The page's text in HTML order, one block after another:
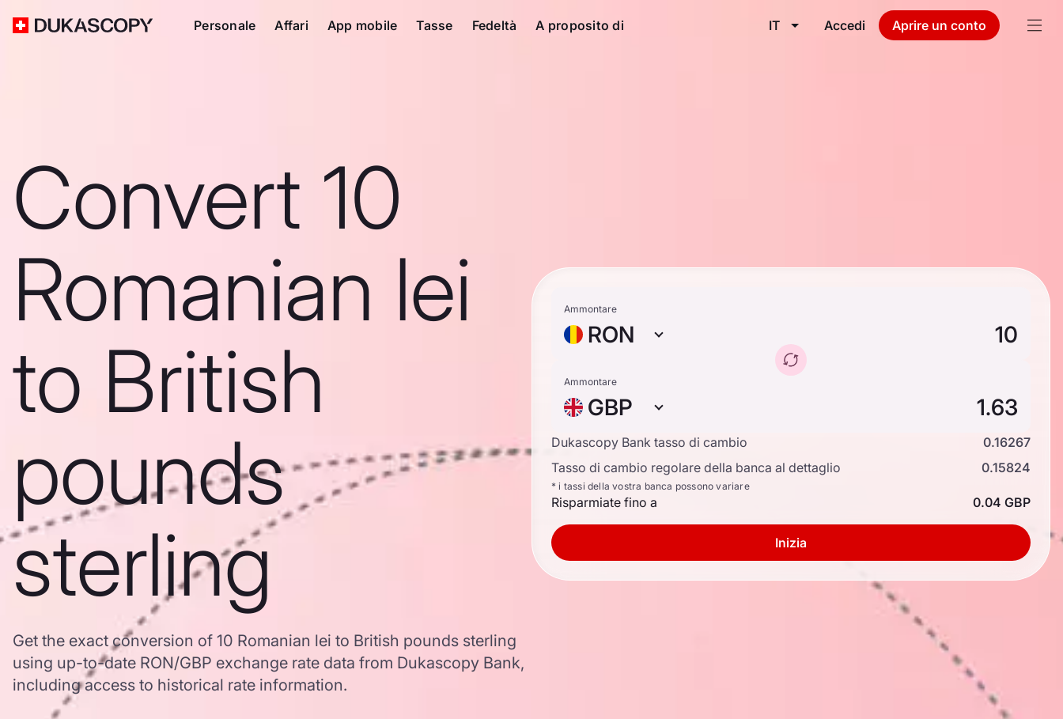
Personale Affari App mobile Tasse Fedeltà A proposito di IT Accedi Aprire un conto
Convert 10
Romanian lei
to British
pounds
sterling
Get the exact conversion of 10 Romanian lei to British pounds sterling
using up-to-date RON/GBP exchange rate data from Dukascopy Bank,
including access to historical rate information.
Ammontare
RON
Ammontare
GBP
Dukascopy Bank tasso di cambio
0.16267
Tasso di cambio regolare della banca al dettaglio
0.15824
* i tassi della vostra banca possono variare
Risparmiate fino a 0.04 GBP
Inizia